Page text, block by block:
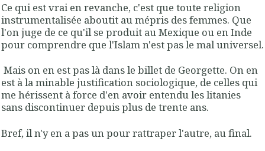
Ce qui est vrai en revanche, c'est que toute religion
instrumentalisée aboutit au mépris des femmes. Que
l'on juge de ce qu'il se produit au Mexique ou en Inde
pour comprendre que l'Islam n'est pas le mal universel.
Mais on en est pas là dans le billet de Georgette. On en
est à la minable justification sociologique, de celles qui
me hérissent à force d'en avoir entendu les litanies
sans discontinuer depuis plus de trente ans.
Bref, il n'y en a pas un pour rattraper l'autre, au final.